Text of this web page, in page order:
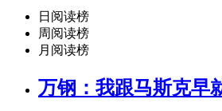
日阅读榜
周阅读榜
月阅读榜
万钢：我跟马斯克早